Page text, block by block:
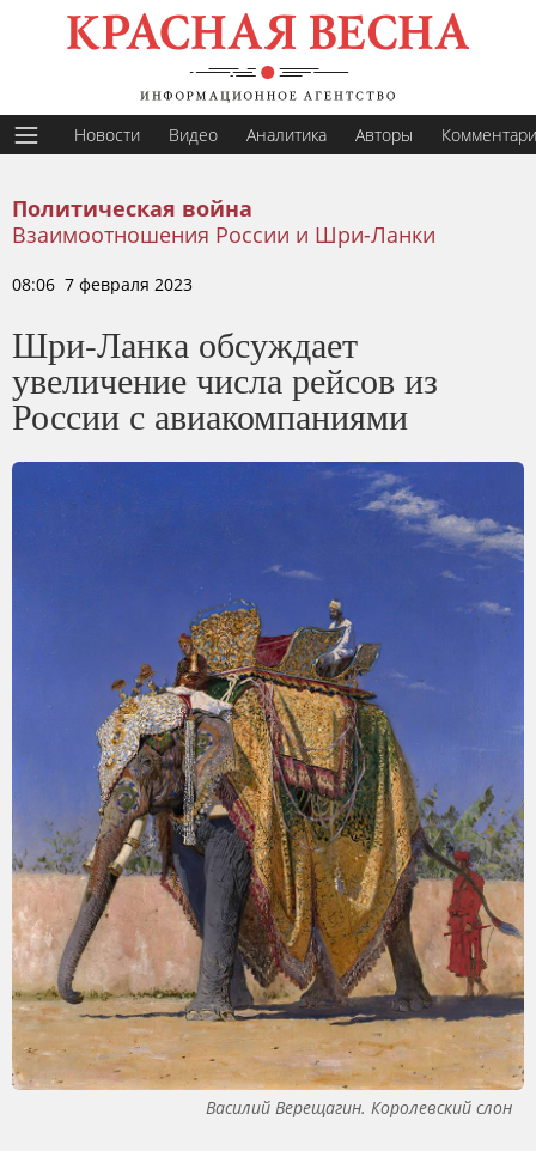
Новости Видео Аналитика Авторы
Политическая война
Взаимоотношения России и Шри-Ланки
08:06 7 февраля 2023
Шри-Ланка обсуждает
увеличение числа рейсов из
России с авиакомпаниями
Василий Верещагин. Королевский слон